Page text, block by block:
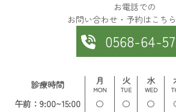
お電話での
お問い合わせ・予約はこち
0568-64-
診療時間 月
MON
火
TUE
水
WED
午前：9:00~15:00 〇 〇 〇